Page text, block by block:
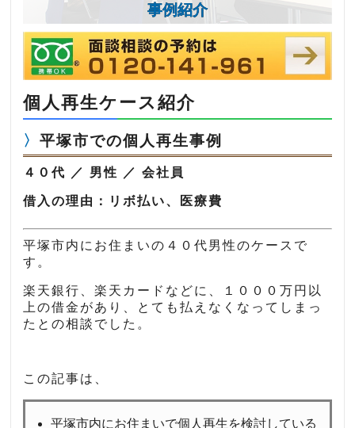
事例紹介
個人再生ケース紹介
平塚市での個人再生事例
４０代 ／ 男性 ／ 会社員
借入の理由：リボ払い、医療費
平塚市内にお住まいの４０代男性のケースで
す。
楽天銀行、楽天カードなどに、１０００万円以
上の借金があり、とても払えなくなってしまっ
たとの相談でした。
この記事は、
平塚市内にお住まいで個人再生を検討している